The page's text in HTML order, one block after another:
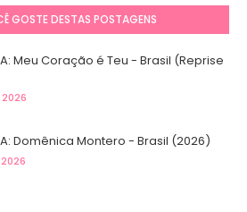
GOSTE DESTAS POSTAGENS
Meu Coração é Teu - Brasil (Reprise
2026
Domênica Montero - Brasil (2026)
2026